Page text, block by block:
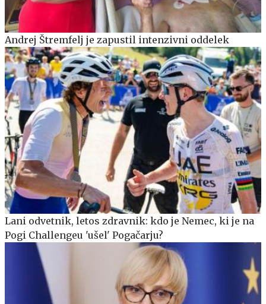
Andrej Štremfelj je zapustil intenzivni oddelek
Lani odvetnik, letos zdravnik: kdo je Nemec, ki je na
Pogi Challengeu 'ušel' Pogačarju?